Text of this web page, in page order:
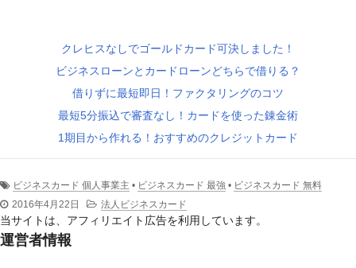
クレヒスなしでゴールドカード可決しました！
ビジネスローンとカードローンどちらで借りる？
借りずに最短即日！ファクタリングのコツ
最短5分振込で審査なし！カードを使った錬金術
1期目から作れる！おすすめのクレジットカード
ビジネスカード 個人事業主 • ビジネスカード 最強 • ビジネスカード 無料
2016年4月22日
法人ビジネスカード
当サイトは、アフィリエイト広告を利用しています。
運営者情報